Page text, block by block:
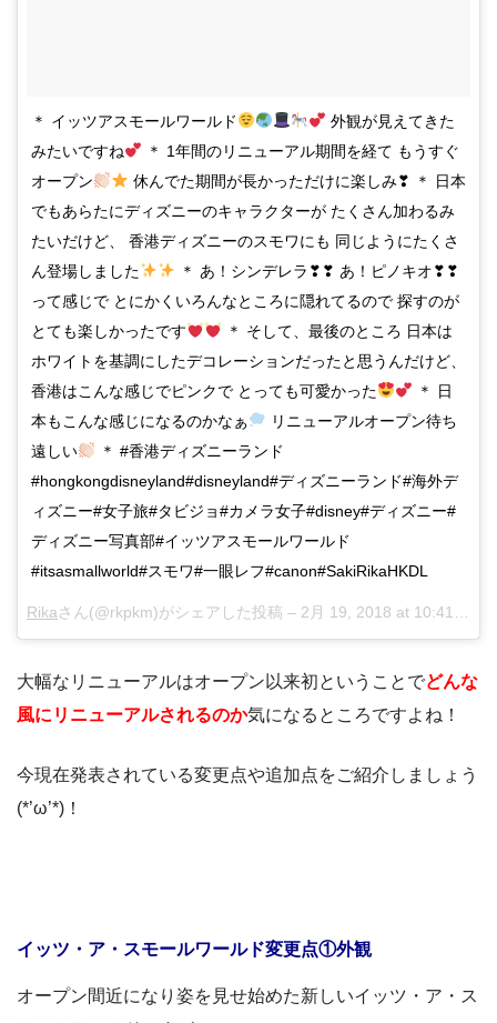
＊ イッツアスモールワールド
外観が見えてきた
みたいですね
＊ 1年間のリニューアル期間を経て もうすぐ
オープン
休んでた期間が長かっただけに楽しみ❣ ＊ 日本
でもあらたにディズニーのキャラクターが たくさん加わるみ
たいだけど、 香港ディズニーのスモワにも 同じようにたくさ
ん登場しました
＊ あ！シンデレラ❣❣ あ！ピノキオ❣❣
って感じで とにかくいろんなところに隠れてるので 探すのが
とても楽しかったです
＊ そして、最後のところ 日本は
ホワイトを基調にしたデコレーションだったと思うんだけど、
香港はこんな感じでピンクで とっても可愛かった
＊ 日
本もこんな感じになるのかなぁ
リニューアルオープン待ち
遠しい
＊ #香港ディズニーランド
#hongkongdisneyland#disneyland#ディズニーランド#海外デ
ィズニー#女子旅#タビジョ#カメラ女子#disney#ディズニー#
ディズニー写真部#イッツアスモールワールド
#itsasmallworld#スモワ#一眼レフ#canon#SakiRikaHKDL
Rikaさん(@rkpkm)がシェアした投稿 – 2月 19, 2018 at 10:41午後 PST
大幅なリニューアルはオープン以来初ということでどんな
風にリニューアルされるのか気になるところですよね！
今現在発表されている変更点や追加点をご紹介しましょう
(*’ω’*)！
イッツ・ア・スモールワールド変更点①外観
オープン間近になり姿を見せ始めた新しいイッツ・ア・ス